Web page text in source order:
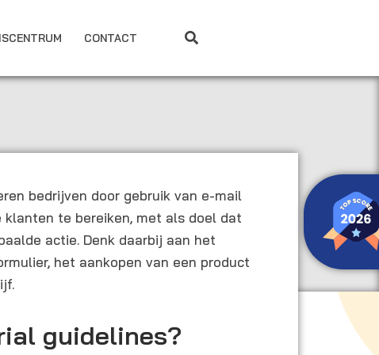
CONTACT
bedrijven door gebruik van e-mail
te bereiken, met als doel dat
actie. Denk daarbij aan het
het aankopen van een product
guidelines?